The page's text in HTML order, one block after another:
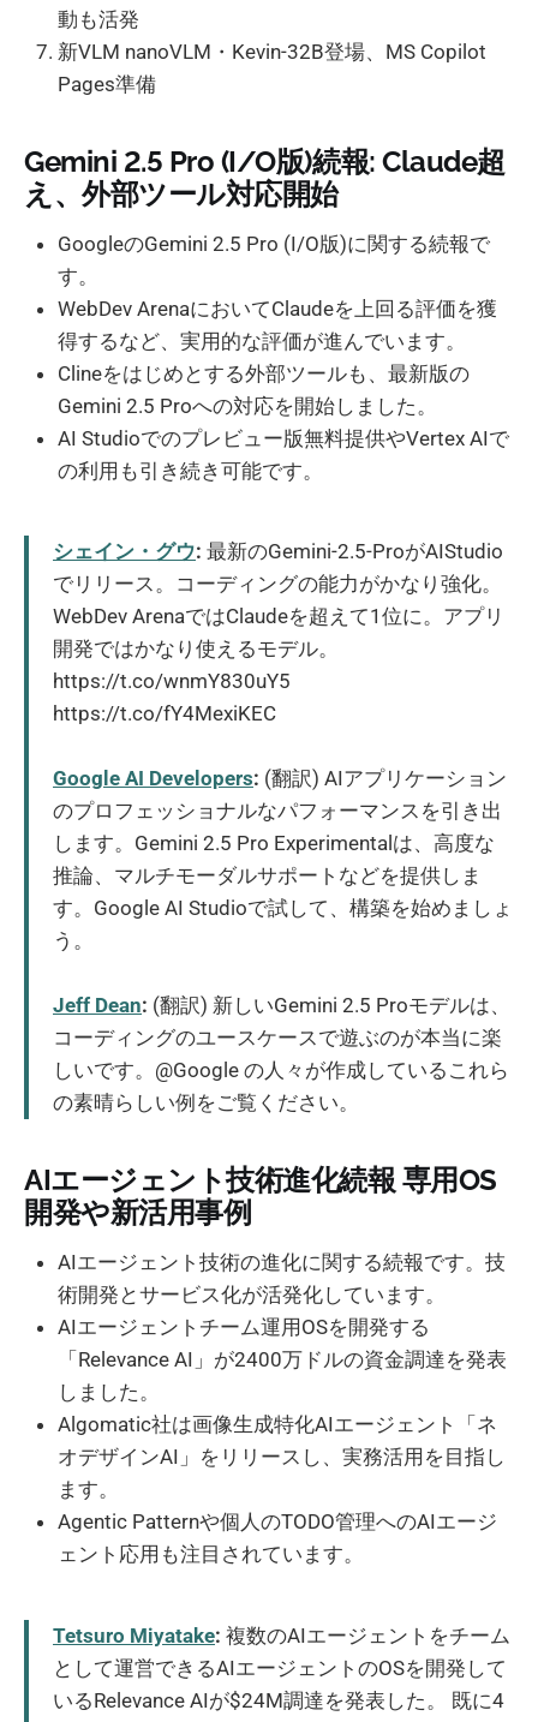
動も活発
新VLM nanoVLM・Kevin-32B登場、MS Copilot
Pages準備
Gemini 2.5 Pro (I/O版)続報: Claude超
え、外部ツール対応開始
GoogleのGemini 2.5 Pro (I/O版)に関する続報で
す。
WebDev ArenaにおいてClaudeを上回る評価を獲
得するなど、実用的な評価が進んでいます。
Clineをはじめとする外部ツールも、最新版の
Gemini 2.5 Proへの対応を開始しました。
AI Studioでのプレビュー版無料提供やVertex AIで
の利用も引き続き可能です。
シェイン・グウ: 最新のGemini-2.5-ProがAIStudio
でリリース。コーディングの能力がかなり強化。
WebDev ArenaではClaudeを超えて1位に。アプリ
開発ではかなり使えるモデル。
https://t.co/wnmY830uY5
https://t.co/fY4MexiKEC
Google AI Developers: (翻訳) AIアプリケーション
のプロフェッショナルなパフォーマンスを引き出
します。Gemini 2.5 Pro Experimentalは、高度な
推論、マルチモーダルサポートなどを提供しま
す。Google AI Studioで試して、構築を始めましょ
う。
Jeff Dean: (翻訳) 新しいGemini 2.5 Proモデルは、
コーディングのユースケースで遊ぶのが本当に楽
しいです。@Google の人々が作成しているこれら
の素晴らしい例をご覧ください。
AIエージェント技術進化続報 専用OS
開発や新活用事例
AIエージェント技術の進化に関する続報です。技
術開発とサービス化が活発化しています。
AIエージェントチーム運用OSを開発する
「Relevance AI」が2400万ドルの資金調達を発表
しました。
Algomatic社は画像生成特化AIエージェント「ネ
オデザインAI」をリリースし、実務活用を目指し
ます。
Agentic Patternや個人のTODO管理へのAIエージ
ェント応用も注目されています。
Tetsuro Miyatake: 複数のAIエージェントをチーム
として運営できるAIエージェントのOSを開発して
いるRelevance AIが$24M調達を発表した。 既に4